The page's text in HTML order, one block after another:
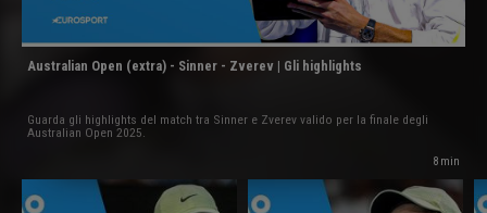
Australian Open (extra) - Sinner - Zverev | Gli highlights
Guarda gli highlights del match tra Sinner e Zverev valido per la finale degli
Australian Open 2025.
8 min